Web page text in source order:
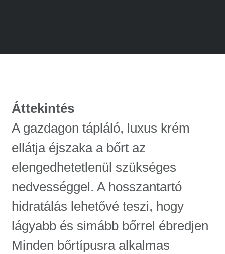
Áttekintés
A gazdagon tápláló, luxus krém
ellátja éjszaka a bőrt az
elengedhetetlenül szükséges
nedvességgel. A hosszantartó
hidratálás lehetővé teszi, hogy
lágyabb és simább bőrrel ébredjen
Minden bőrtípusra alkalmas